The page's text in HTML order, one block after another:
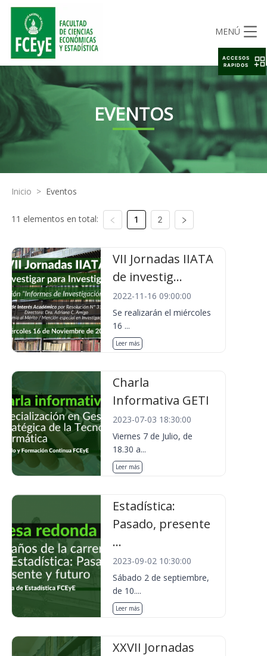
MENÚ
EVENTOS
Inicio > Eventos
11 elementos en total: 1 2
VII Jornadas IIATA
de investig...
2022-11-16 09:00:00
Se realizarán el miércoles
16 ...
Leer más
Charla
Informativa GETI
2023-07-03 18:30:00
Viernes 7 de Julio, de
18.30 a...
Leer más
Estadística:
Pasado, presente
...
2023-09-02 10:30:00
Sábado 2 de septiembre,
de 10....
Leer más
XXVII Jornadas
ACCESOS
RAPIDOS